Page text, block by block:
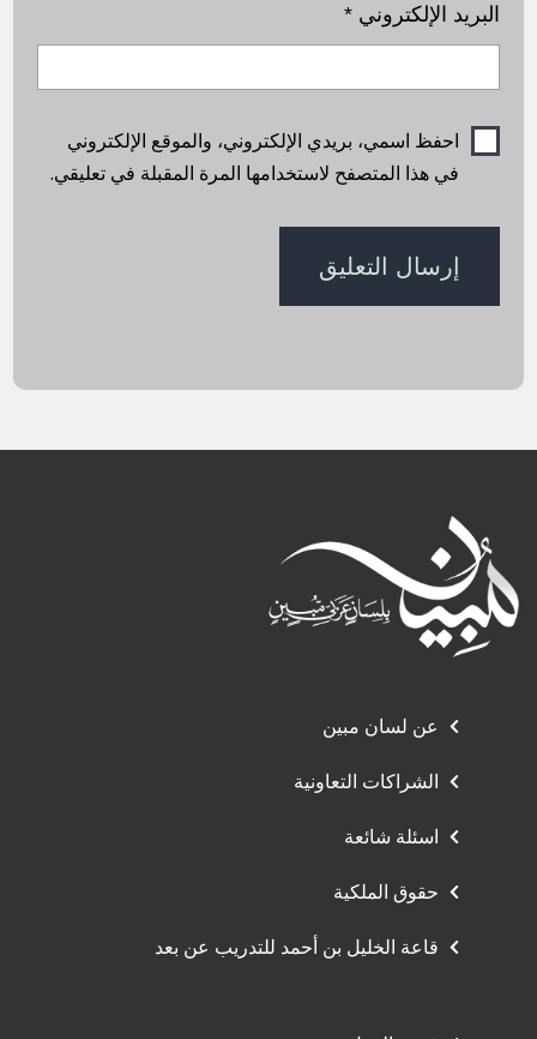
البريد الإلكتروني*
احفظ اسمي، بريدي الإلكتروني، والموقع الإلكتروني
في هذا المتصفح لاستخدامها المرة المقبلة في تعليقي.
عن لسان مبين
الشراكات التعاونية
اسئلة شائعة
حقوق الملكية
قاعة الخليل بن أحمد للتدريب عن بعد